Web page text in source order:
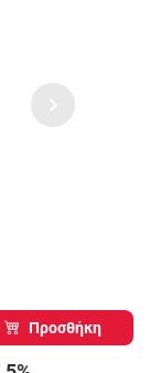
Προσθήκη